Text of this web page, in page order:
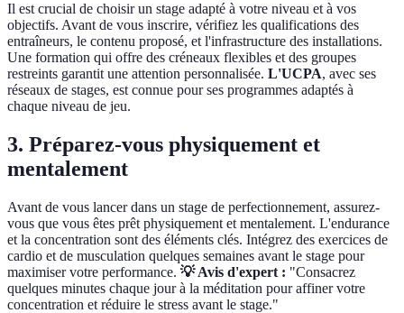
Il est crucial de choisir un stage adapté à votre niveau et à vos
objectifs. Avant de vous inscrire, vérifiez les qualifications des
entraîneurs, le contenu proposé, et l'infrastructure des installations.
Une formation qui offre des créneaux flexibles et des groupes
restreints garantit une attention personnalisée. L'UCPA, avec ses
réseaux de stages, est connue pour ses programmes adaptés à
chaque niveau de jeu.
3. Préparez-vous physiquement et
mentalement
Avant de vous lancer dans un stage de perfectionnement, assurez-
vous que vous êtes prêt physiquement et mentalement. L'endurance
et la concentration sont des éléments clés. Intégrez des exercices de
cardio et de musculation quelques semaines avant le stage pour
maximiser votre performance. 💡 Avis d'expert : "Consacrez
quelques minutes chaque jour à la méditation pour affiner votre
concentration et réduire le stress avant le stage."